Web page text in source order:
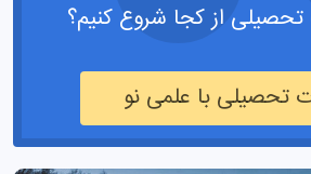
تحصیلی از کجا شروع کنیم؟
تحصیلی با علمی نو